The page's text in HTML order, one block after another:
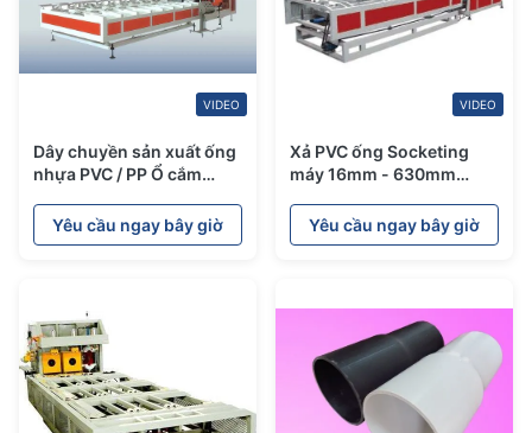
VIDEO
Dây chuyền sản xuất ống
nhựa PVC / PP Ổ cắm
Yêu cầu ngay bây giờ
VIDEO
Xả PVC ống Socketing
máy 16mm - 630mm
đầu vào
Yêu cầu ngay bây giờ